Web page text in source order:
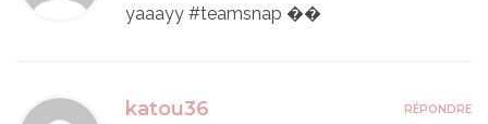
yaaayy #teamsnap ��
katou36 RÉPONDRE